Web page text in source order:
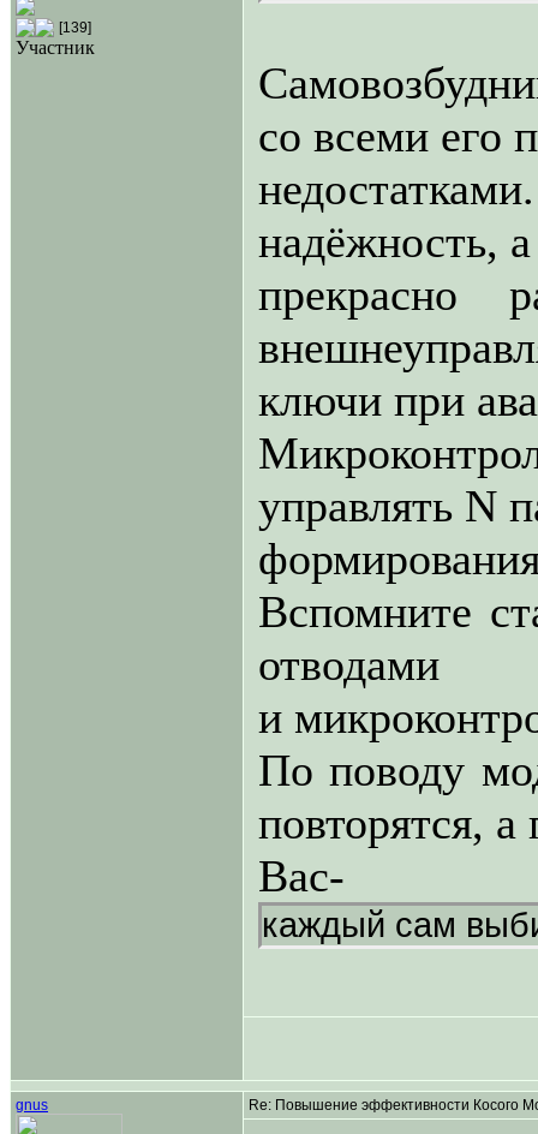
[139]
Участник
со всеми его
надёжность,
прекрасно
ключи при
управлять N
Вспомните
отводами
и
По поводу
повторятся,
Вас-
каждый сам
gnus Re: Повышение эффективности Косого